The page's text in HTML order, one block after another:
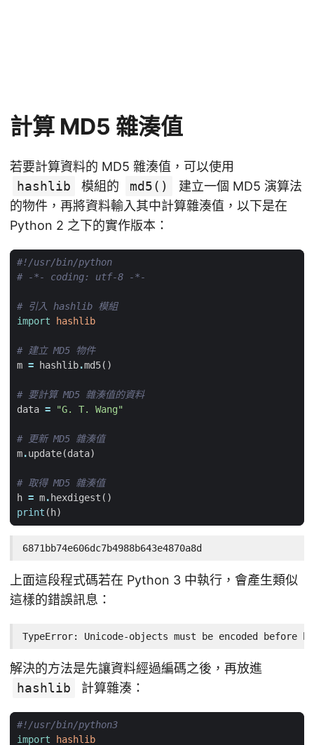
計算 MD5 雜湊值
若要計算資料的 MD5 雜湊值，可以使用
hashlib
模組的 md5()
建立一個 MD5 演算法
的物件，再將資料輸入其中計算雜湊值，以下是在
Python 2 之下的實作版本：
#!/usr/bin/python
# -*- coding: utf-8 -*-
# 引入 hashlib 模組
import
hashlib
# 建立 MD5 物件
m = hashlib.md5()
# 要計算 MD5 雜湊值的資料
data = "G. T. Wang"
# 更新 MD5 雜湊值
m.update(data)
# 取得 MD5 雜湊值
h = m. hexdigest ()
print ( h)
6871bb74e606dc7b4988b643e4870a8d
上面這段程式碼若在 Python 3 中執行，會產生類似
這樣的錯誤訊息：
TypeError: Unicode-objects must be encoded before
解決的方法是先讓資料經過編碼之後，再放進
hashlib
計算雜湊：
#!/usr/bin/python3
import
hashlib